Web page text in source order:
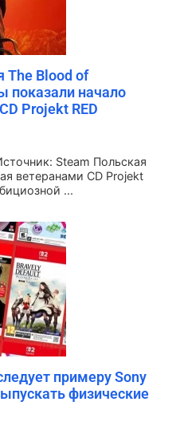
The Blood of
показали начало
Projekt RED
Steam Польская
ветеранами CD Projekt
...
примеру Sony
физические